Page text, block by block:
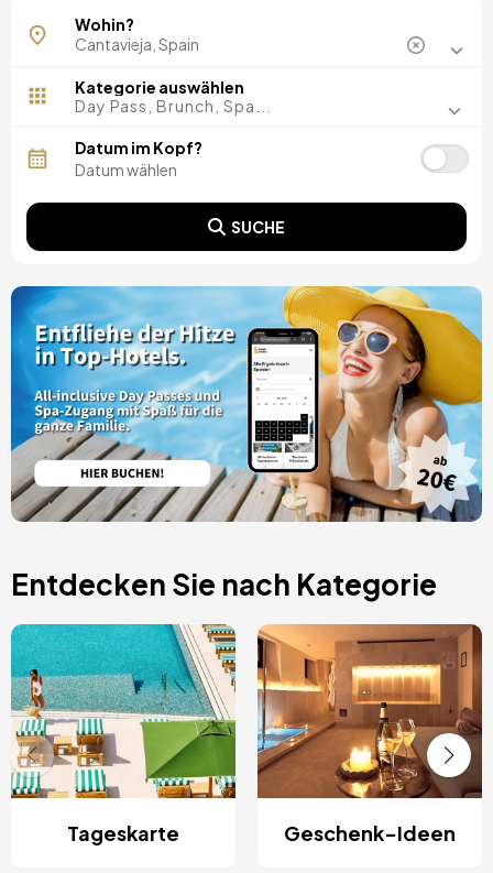
Wohin?
Kategorie auswählen
Day Pass, Brunch, Spa...
Datum im Kopf?
SUCHE
Entdecken Sie nach Kategorie
Tageskarte Geschenk-Ideen